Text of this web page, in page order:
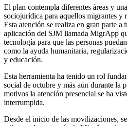
El plan contempla diferentes áreas y
sociojurídica para aquellos migrantes y
Esta atención se realiza en gran parte a
aplicación del SJM llamada MigrApp
tecnología para que las personas
como la ayuda humanitaria,
y educación.
Esta herramienta ha tenido un rol
social de octubre y más aún durante la
motivos la atención presencial se ha
interrumpida.
Desde el inicio de las movilizaciones,